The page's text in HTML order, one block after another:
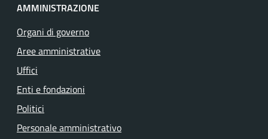
AMMINISTRAZIONE
Organi di governo
Aree amministrative
Uffici
Enti e fondazioni
Politici
Personale amministrativo